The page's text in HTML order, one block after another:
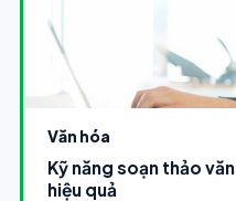
Văn hóa
Kỹ năng soạn thảo
hiệu quả